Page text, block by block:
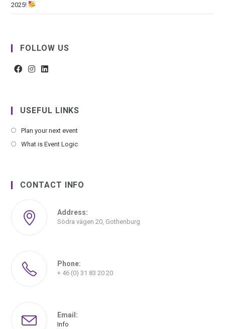
2025!
FOLLOW US
USEFUL LINKS
Plan your next event
What is Event Logic
CONTACT INFO
Address:
Södra vägen 20, Gothenburg
Phone:
+ 46 (0) 31 83 20 20
Email:
Info